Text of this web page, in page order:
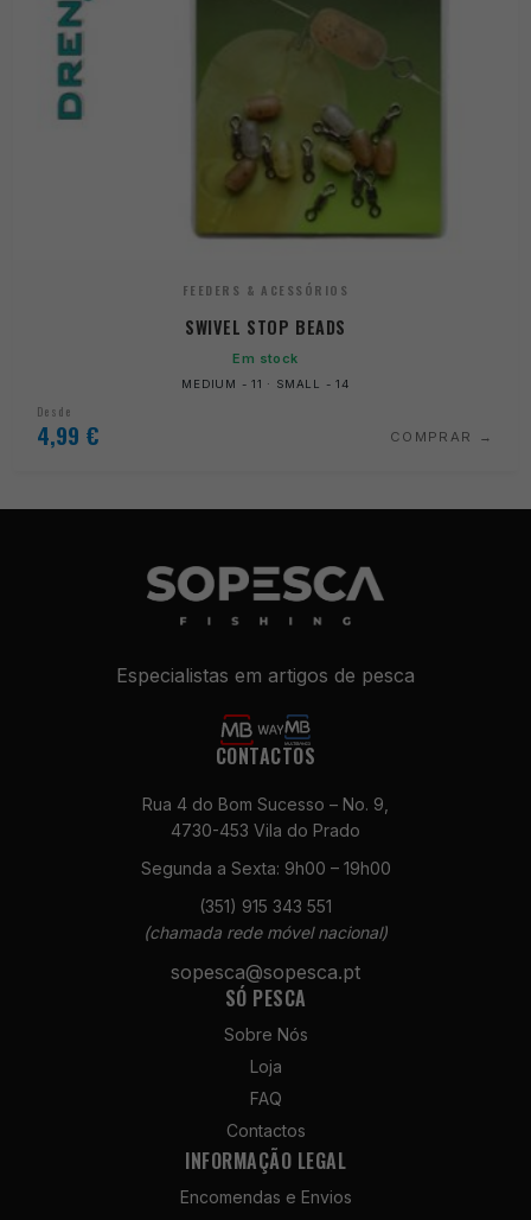
FEEDERS & ACESSÓRIOS
SWIVEL STOP BEADS
Em stock
MEDIUM - 11 · SMALL - 14
Desde
4,99 € COMPRAR
Especialistas em artigos de pesca
CONTACTOS
Rua 4 do Bom Sucesso – No. 9,
4730-453 Vila do Prado
Segunda a Sexta: 9h00 – 19h00
(351) 915 343 551
(chamada rede móvel nacional)
sopesca@sopesca.pt
SÓ PESCA
Sobre Nós
Loja
FAQ
Contactos
INFORMAÇÃO LEGAL
Encomendas e Envios
Necessários
Estes cookies
opcionais. São
funcionamento
Estatísticas
Para que
possamos